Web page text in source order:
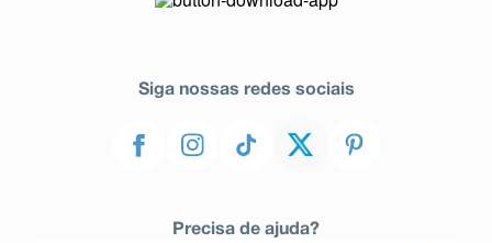
Siga nossas redes sociais
Precisa de ajuda?